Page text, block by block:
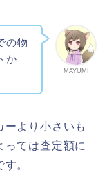
MAYUMI
の物
か
ーより小さいも
っては査定額に
。